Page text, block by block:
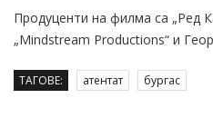
Продуценти на филма са „Ред
„Mindstream Productions“ и
ТАГОВЕ: атентат бургас